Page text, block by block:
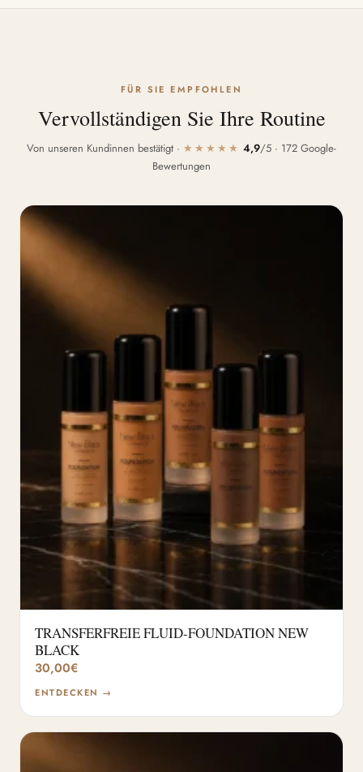
FÜR SIE EMPFOHLEN
Vervollständigen Sie Ihre Routine
Von unseren Kundinnen bestätigt · ★★★★★ 4,9/5 · 172 Google-
Bewertungen
TRANSFERFREIE FLUID-FOUNDATION NEW
BLACK
30,00€
ENTDECKEN →